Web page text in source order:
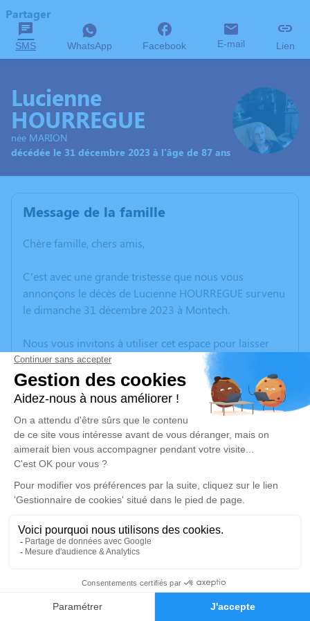
Faire-part Hommages
Partager
SMS WhatsApp Facebook E-mail Lien
Lucienne
HOURREGUE
née MARION
décédée le 31 décembre 2023 à l'âge de 87 ans
Message de la famille
Chère famille, chers amis,
C’est avec une grande tristesse que nous vous
annonçons le décès de Lucienne HOURREGUE survenu
le dimanche 31 décembre 2023 à Montech.
Nous vous invitons à utiliser cet espace pour laisser
vos condoléances, partager des photos souvenirs, une
anecdote ou exprimer vos pensées à travers des
poèmes ou des textes. Cet endroit est un lieu
d'expression dédié à honorer la mémoire de Lucienne
HOURREGUE.
Un service de plantation d’arbre hommage est
disponible ici
Cérémonie religieuse
Église Notre Dame de la Visitation de
Montech